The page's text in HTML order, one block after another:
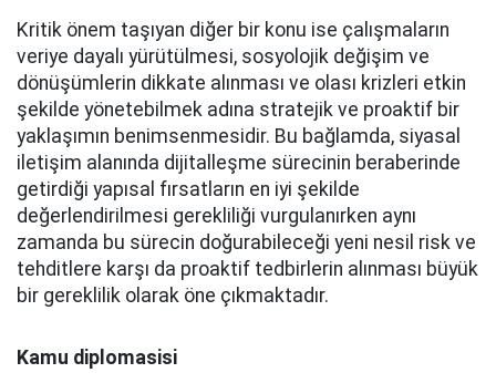
Kritik önem taşıyan diğer bir konu ise çalışmaların
veriye dayalı yürütülmesi, sosyolojik değişim ve
dönüşümlerin dikkate alınması ve olası krizleri etkin
şekilde yönetebilmek adına stratejik ve proaktif bir
yaklaşımın benimsenmesidir. Bu bağlamda, siyasal
iletişim alanında dijitalleşme sürecinin beraberinde
getirdiği yapısal fırsatların en iyi şekilde
değerlendirilmesi gerekliliği vurgulanırken aynı
zamanda bu sürecin doğurabileceği yeni nesil risk ve
tehditlere karşı da proaktif tedbirlerin alınması büyük
bir gereklilik olarak öne çıkmaktadır.
Kamu diplomasisi